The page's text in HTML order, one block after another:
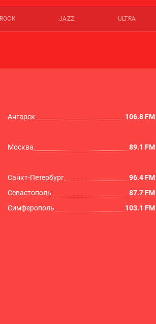
ROCK JAZZ ULTRA
Ангарск 106.8 FM
Москва 89.1 FM
Санкт-Петербург
96.4 FM
Севастополь
87.7 FM
Симферополь
103.1 FM